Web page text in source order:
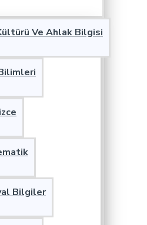
Ve Ahlak Bilgisi
Bilgiler